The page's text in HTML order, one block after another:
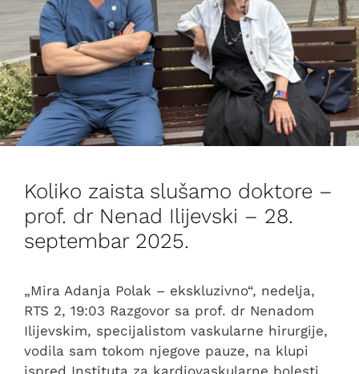
Koliko zaista slušamo doktore –
prof. dr Nenad Ilijevski – 28.
septembar 2025.
„Mira Adanja Polak – ekskluzivno“, nedelja,
RTS 2, 19:03 Razgovor sa prof. dr Nenadom
Ilijevskim, specijalistom vaskularne hirurgije,
vodila sam tokom njegove pauze, na klupi
ispred Instituta za kardiovaskularne bolesti